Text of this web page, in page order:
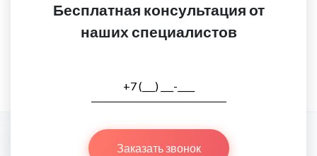
Бесплатная консультация от
наших специалистов
Заказать звонок